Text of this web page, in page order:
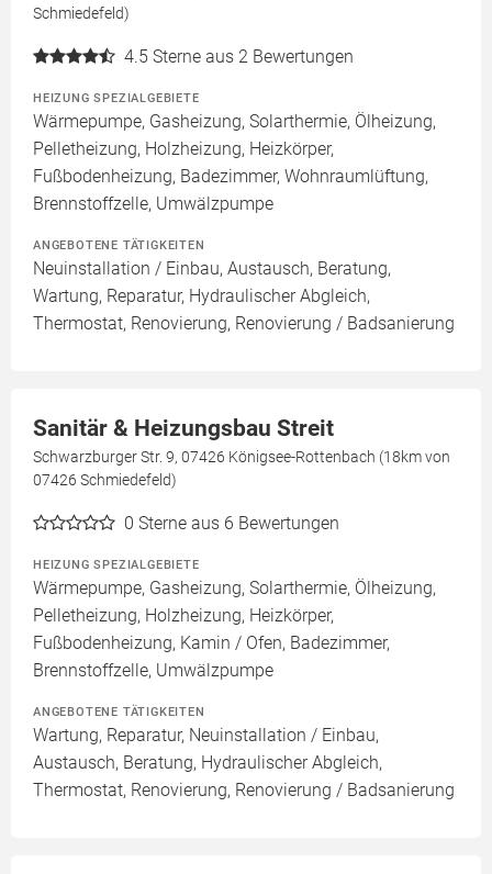
Schmiedefeld)
4.5 Sterne aus 2 Bewertungen
HEIZUNG SPEZIALGEBIETE
Wärmepumpe, Gasheizung, Solarthermie, Ölheizung,
Pelletheizung, Holzheizung, Heizkörper,
Fußbodenheizung, Badezimmer, Wohnraumlüftung,
Brennstoffzelle, Umwälzpumpe
ANGEBOTENE TÄTIGKEITEN
Neuinstallation / Einbau, Austausch, Beratung,
Wartung, Reparatur, Hydraulischer Abgleich,
Thermostat, Renovierung, Renovierung / Badsanierung
Sanitär & Heizungsbau Streit
Schwarzburger Str. 9, 07426 Königsee-Rottenbach (18km von
07426 Schmiedefeld)
0 Sterne aus 6 Bewertungen
HEIZUNG SPEZIALGEBIETE
Wärmepumpe, Gasheizung, Solarthermie, Ölheizung,
Pelletheizung, Holzheizung, Heizkörper,
Fußbodenheizung, Kamin / Ofen, Badezimmer,
Brennstoffzelle, Umwälzpumpe
ANGEBOTENE TÄTIGKEITEN
Wartung, Reparatur, Neuinstallation / Einbau,
Austausch, Beratung, Hydraulischer Abgleich,
Thermostat, Renovierung, Renovierung / Badsanierung